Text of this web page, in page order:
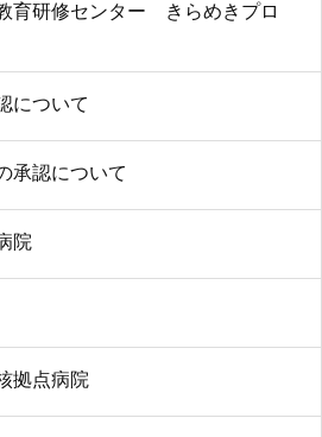
育研修センター きらめきプロ
について
承認について
院
拠点病院